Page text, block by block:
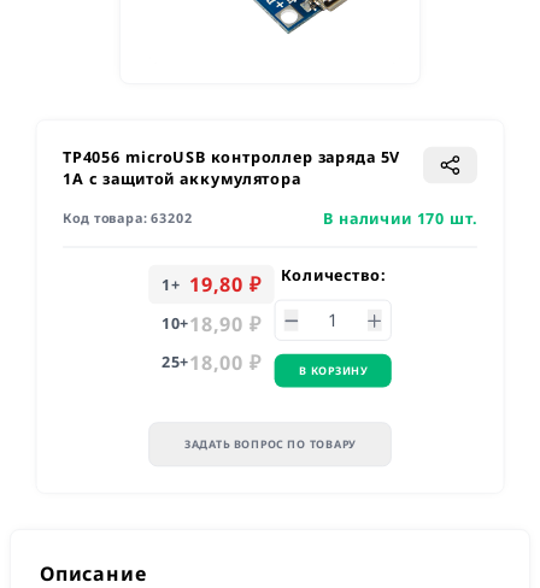
TP4056 microUSB контроллер заряда 5V
1A с защитой аккумулятора
Код товара:63202 В наличии 170 шт.
1+ 19,80 ₽
10+18,90 ₽
25+18,00 ₽
Количество:
В КОРЗИНУ
ЗАДАТЬ ВОПРОС ПО ТОВАРУ
Описание